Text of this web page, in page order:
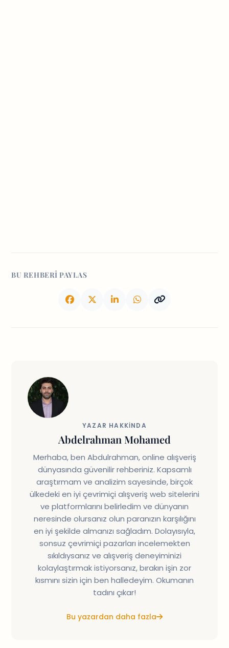
BU REHBERI PAYLAS
YAZAR HAKKINDA
Abdelrahman Mohamed
Merhaba, ben Abdulrahman, online alışveriş
dünyasında güvenilir rehberiniz. Kapsamlı
araştırmam ve analizim sayesinde, birçok
ülkedeki en iyi çevrimiçi alışveriş web sitelerini
ve platformlarını belirledim ve dünyanın
neresinde olursanız olun paranızın karşılığını
en iyi şekilde almanızı sağladım. Dolayısıyla,
sonsuz çevrimiçi pazarları incelemekten
sıkıldıysanız ve alışveriş deneyiminizi
kolaylaştırmak istiyorsanız, bırakın işin zor
kısmını sizin için ben halledeyim. Okumanın
tadını çıkar!
Bu yazardan daha fazla